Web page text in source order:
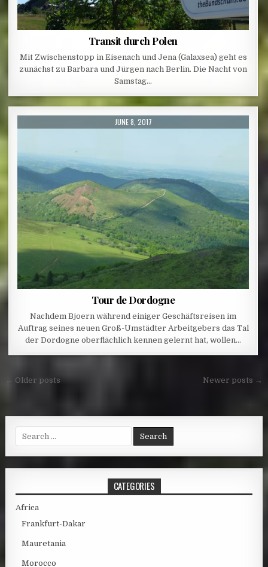
Transit durch Polen
Mit Zwischenstopp in Eisenach und Jena (Galaxsea) geht es
zunächst zu Barbara und Jürgen nach Berlin. Die Nacht von
Samstag…
PUBLISHED DATE:
JUNE 8, 2017
Tour de Dordogne
Nachdem Bjoern während einiger Geschäftsreisen im
Auftrag seines neuen Groß-Umstädter Arbeitgebers das Tal
der Dordogne oberflächlich kennen gelernt hat, wollen…
Posts navigation
← Older posts Newer posts →
Search for:
CATEGORIES
Africa
Frankfurt-Dakar
Mauretania
Morocco